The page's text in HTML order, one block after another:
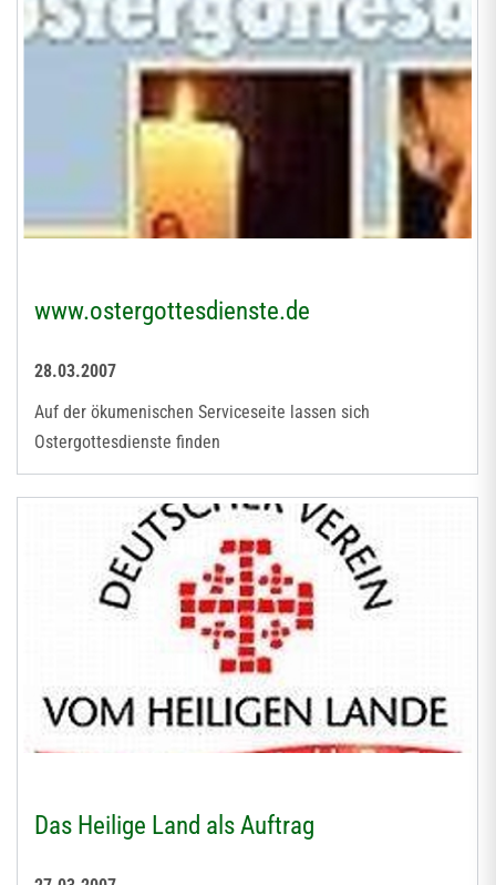
www.ostergottesdienste.de
28.03.2007
Auf der ökumenischen Serviceseite lassen sich
Ostergottesdienste finden
Das Heilige Land als Auftrag